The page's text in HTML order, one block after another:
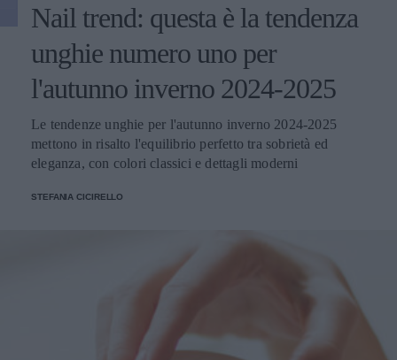
Nail trend: questa è la tendenza
unghie numero uno per
l'autunno inverno 2024-2025
Le tendenze unghie per l'autunno inverno 2024-2025
mettono in risalto l'equilibrio perfetto tra sobrietà ed
eleganza, con colori classici e dettagli moderni
STEFANIA CICIRELLO